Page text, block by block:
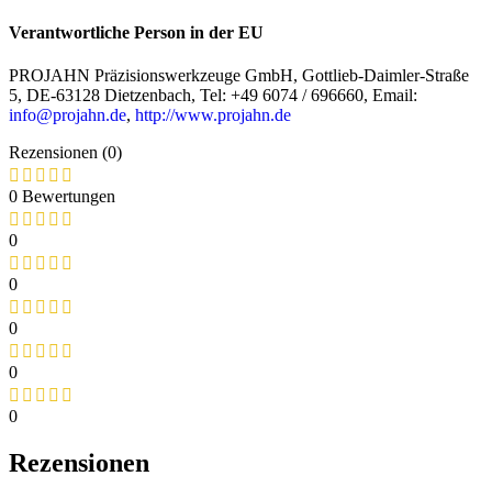
Verantwortliche Person in der EU
PROJAHN Präzisionswerkzeuge GmbH, Gottlieb-Daimler-Straße
5, DE-63128 Dietzenbach, Tel: +49 6074 / 696660, Email:
info@projahn.de, http://www.projahn.de
Rezensionen (0)
0 Bewertungen
0
0
0
0
0
Rezensionen